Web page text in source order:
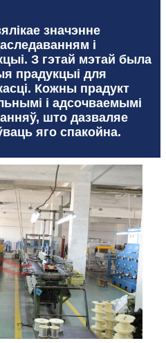
значэнне
і
З гэтай мэтай была
прадукцыі для
Кожны прадукт
і адсочваемымі
што дазваляе
яго спакойна.